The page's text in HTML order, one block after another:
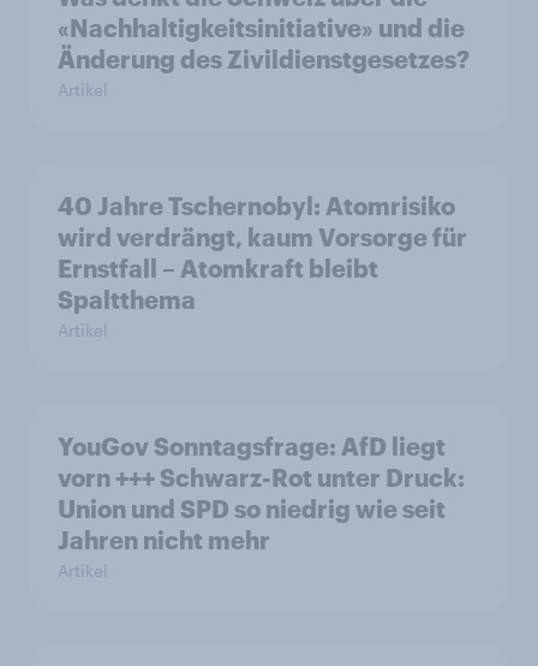
«Nachhaltigkeitsinitiative» und die
Änderung des Zivildienstgesetzes?
Artikel
40 Jahre Tschernobyl: Atomrisiko
wird verdrängt, kaum Vorsorge für
Ernstfall – Atomkraft bleibt
Spaltthema
Artikel
YouGov Sonntagsfrage: AfD liegt
vorn +++ Schwarz-Rot unter Druck:
Union und SPD so niedrig wie seit
Jahren nicht mehr
Artikel